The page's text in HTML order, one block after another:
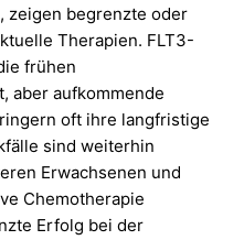
zeigen begrenzte oder
Therapien. FLT3-
frühen
aber aufkommende
oft ihre langfristige
sind weiterhin
Erwachsenen und
Chemotherapie
Erfolg bei der